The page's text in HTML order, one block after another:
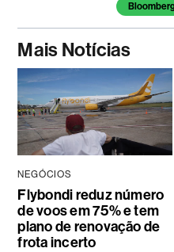
Mais Notícias
NEGÓCIOS
Flybondi reduz número
de voos em 75% e tem
plano de renovação de
frota incerto